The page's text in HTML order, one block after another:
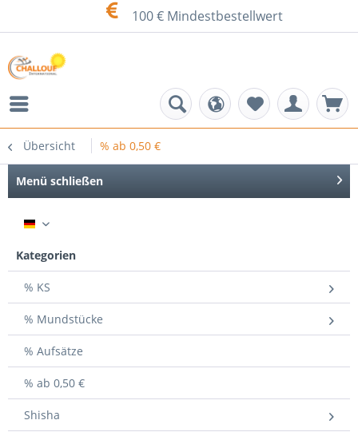
100 € Mindestbestellwert
Übersicht % ab 0,50 €
Menü schließen
DE
Kategorien
% KS
% Mundstücke
% Aufsätze
% ab 0,50 €
Shisha